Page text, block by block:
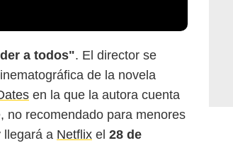
a todos". El director se
de la novela
en la que la autora cuenta
no recomendado para menores
llegará a Netflix el 28 de